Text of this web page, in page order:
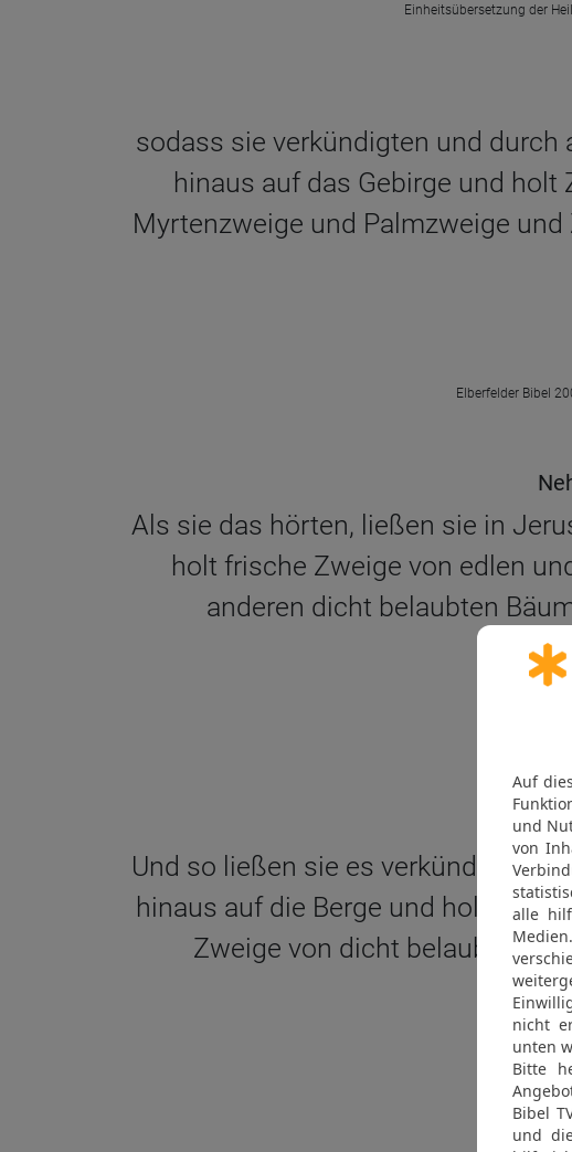
Einheitsübersetzung der
sodass sie verkündigten und durch
hinaus auf das Gebirge und
Myrtenzweige und Palmzweige
Elberfelder Bibel
Als sie das hörten, ließen sie in
holt frische Zweige von edlen
anderen dicht belaubten
©
Und so ließen sie es verkünden
hinaus auf die Berge und holt
Zweige von dicht belaubten